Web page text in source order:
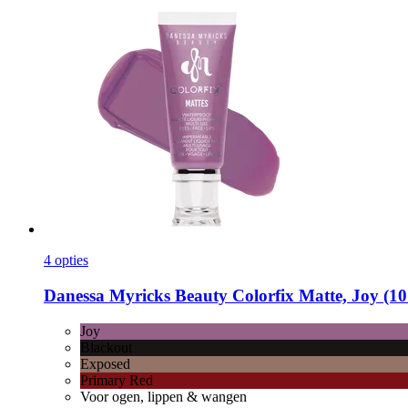
4 opties
Danessa Myricks Beauty Colorfix Matte, Joy
Joy
Blackout
Exposed
Primary Red
Voor ogen, lippen & wangen